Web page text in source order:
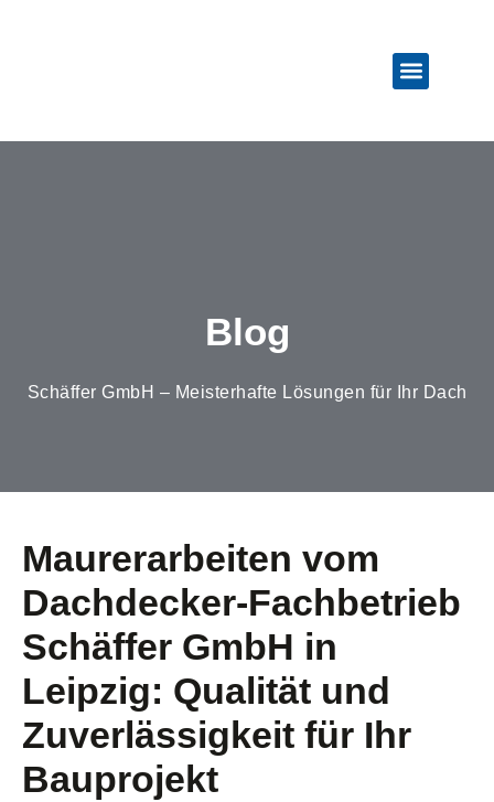
Blog
Schäffer GmbH – Meisterhafte Lösungen für Ihr Dach
Maurerarbeiten vom
Dachdecker-Fachbetrieb
Schäffer GmbH in
Leipzig: Qualität und
Zuverlässigkeit für Ihr
Bauprojekt